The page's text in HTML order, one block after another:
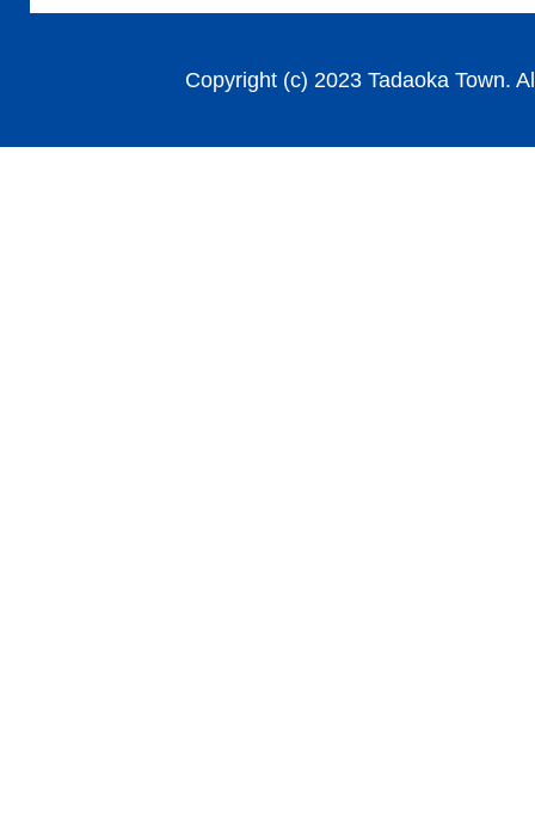
Copyright (c) 2023 Tadaoka Town.